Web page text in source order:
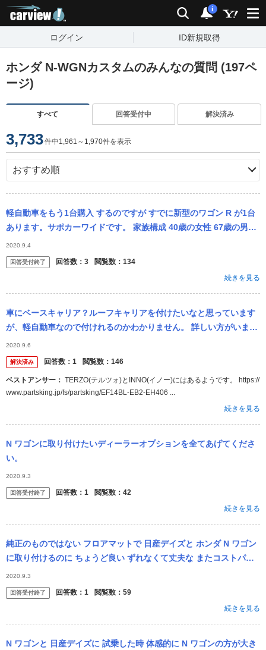
検索 通知
i
ログイン ID新規取得
ホンダ N-WGNカスタムのみんなの質問 (197ペ
ージ)
すべて 回答受付中 解決済み
3,733件中1,961～1,970件を表示
軽自動車をもう1台購入 するのですが すでに新型のワゴン R が1台
あります。サポカーワイドです。 家族構成 40歳の女性 67歳の男性
62歳の女性 の家族構成です。 用途は...
2020.9.4
回答受付終了 回答数： 3 閲覧数： 134
続きを見る
車にベースキャリア？ルーフキャリアを付けたいなと思っています
が、軽自動車なので付けれるのかわかりません。 詳しい方がいまし
たら教えて頂けると幸いです。 車種→N-WGN 平成30年式Gターボ
用途
2020.9.6
解決済み 回答数： 1 閲覧数： 146
ベストアンサー：
www.partsking.jp/fs/partsking/EF14BL-EB2-EH406 ...
続きを見る
N ワゴンに取り付けたいディーラーオプションを全てあげてくださ
い。
2020.9.3
回答受付終了 回答数： 1 閲覧数： 42
続きを見る
純正のものではない フロアマットで 日産デイズと ホンダ N ワゴン
に取り付けるのに ちょうど良い ずれなくて丈夫な またコストパフ
ォーマンスの良い フロアマットをそれぞれの車種で...
2020.9.3
回答受付終了 回答数： 1 閲覧数： 59
続きを見る
N ワゴンと 日産デイズに 試乗した時 体感的に N ワゴンの方が大き